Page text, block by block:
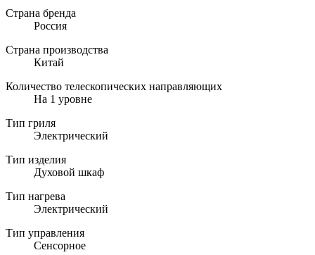
Страна бренда
Россия
Страна производства
Китай
Количество телескопических направляющих
На 1 уровне
Тип гриля
Электрический
Тип изделия
Духовой шкаф
Тип нагрева
Электрический
Тип управления
Сенсорное